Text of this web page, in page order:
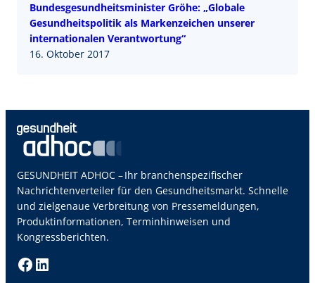
Bundesgesundheitsminister Gröhe: „Globale
Gesundheitspolitik als Markenzeichen unserer
internationalen Verantwortung“
16. Oktober 2017
GESUNDHEIT ADHOC – Ihr branchenspezifischer
Nachrichtenverteiler für den Gesundheitsmarkt. Schnelle
und zielgenaue Verbreitung von Pressemeldungen,
Produktinformationen, Terminhinweisen und
Kongressberichten.
Facebook LinkedIn